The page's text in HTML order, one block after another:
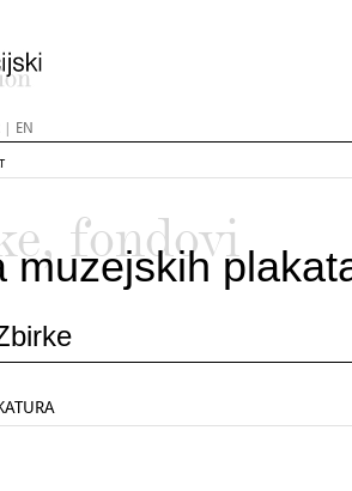
| EN
fondovi
muzejskih